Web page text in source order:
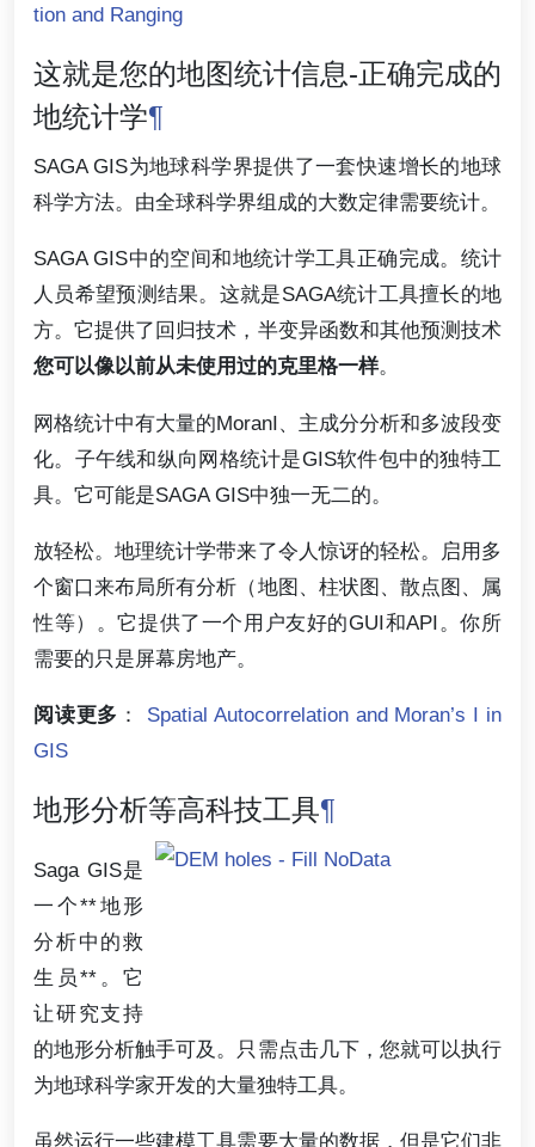
tion and Ranging
这就是您的地图统计信息-正确完成的
地统计学¶
SAGA GIS为地球科学界提供了一套快速增长的地球
科学方法。由全球科学界组成的大数定律需要统计。
SAGA GIS中的空间和地统计学工具正确完成。统计
人员希望预测结果。这就是SAGA统计工具擅长的地
方。它提供了回归技术，半变异函数和其他预测技术
您可以像以前从未使用过的克里格一样。
网格统计中有大量的MoranI、主成分分析和多波段变
化。子午线和纵向网格统计是GIS软件包中的独特工
具。它可能是SAGA GIS中独一无二的。
放轻松。地理统计学带来了令人惊讶的轻松。启用多
个窗口来布局所有分析（地图、柱状图、散点图、属
性等）。它提供了一个用户友好的GUI和API。你所
需要的只是屏幕房地产。
阅读更多 ： Spatial Autocorrelation and Moran’s I in
GIS
地形分析等高科技工具¶
Saga GIS是
一个**地形
分析中的救
生员**。它
让研究支持
的地形分析触手可及。只需点击几下，您就可以执行
为地球科学家开发的大量独特工具。
虽然运行一些建模工具需要大量的数据，但是它们非